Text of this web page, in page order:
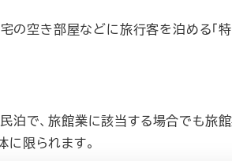
空き部屋などに旅行客を泊める「
泊で、旅館業に該当する場合でも旅
限られます。